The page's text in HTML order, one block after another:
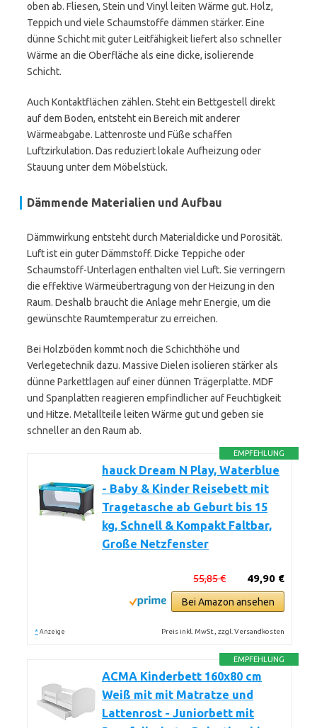
oben ab. Fliesen, Stein und Vinyl leiten Wärme gut. Holz,
Teppich und viele Schaumstoffe dämmen stärker. Eine
dünne Schicht mit guter Leitfähigkeit liefert also schneller
Wärme an die Oberfläche als eine dicke, isolierende
Schicht.
Auch Kontaktflächen zählen. Steht ein Bettgestell direkt
auf dem Boden, entsteht ein Bereich mit anderer
Wärmeabgabe. Lattenroste und Füße schaffen
Luftzirkulation. Das reduziert lokale Aufheizung oder
Stauung unter dem Möbelstück.
Dämmende Materialien und Aufbau
Dämmwirkung entsteht durch Materialdicke und Porosität.
Luft ist ein guter Dämmstoff. Dicke Teppiche oder
Schaumstoff-Unterlagen enthalten viel Luft. Sie verringern
die effektive Wärmeübertragung von der Heizung in den
Raum. Deshalb braucht die Anlage mehr Energie, um die
gewünschte Raumtemperatur zu erreichen.
Bei Holzböden kommt noch die Schichthöhe und
Verlegetechnik dazu. Massive Dielen isolieren stärker als
dünne Parkettlagen auf einer dünnen Trägerplatte. MDF
und Spanplatten reagieren empfindlicher auf Feuchtigkeit
und Hitze. Metallteile leiten Wärme gut und geben sie
schneller an den Raum ab.
EMPFEHLUNG
hauck Dream N Play, Waterblue
- Baby & Kinder Reisebett mit
Tragetasche ab Geburt bis 15
kg, Schnell & Kompakt Faltbar,
Große Netzfenster
49,90 €
55,85 €
Bei Amazon ansehen
* Anzeige Preis inkl. MwSt., zzgl. Versandkosten
EMPFEHLUNG
ACMA Kinderbett 160x80 cm
Weiß mit mit Matratze und
Lattenrost - Juniorbett mit